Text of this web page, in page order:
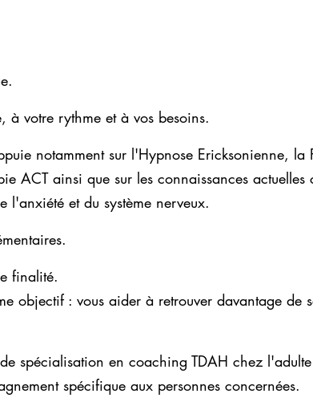
à votre rythme et à vos besoins.
notamment sur l'Hypnose Ericksonienne, la
ACT ainsi que sur les connaissances actuelles
l'anxiété et du système nerveux.
finalité.
objectif : vous aider à retrouver davantage de
spécialisation en coaching TDAH chez
spécifique aux personnes concernées.